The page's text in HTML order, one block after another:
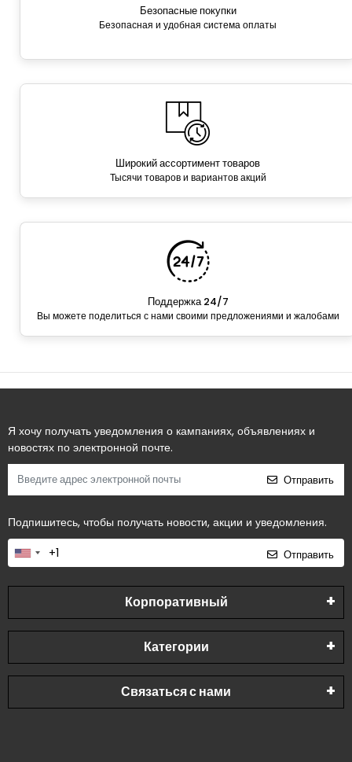
Безопасные покупки
Безопасная и удобная система оплаты
Широкий ассортимент товаров
Тысячи товаров и вариантов акций
Поддержка 24/7
Вы можете поделиться с нами своими предложениями и жалобами
Я хочу получать уведомления о кампаниях, объявлениях и
новостях по электронной почте.
Отправить
Подпишитесь, чтобы получать новости, акции и уведомления.
Отправить
Корпоративный
Категории
Связаться с нами